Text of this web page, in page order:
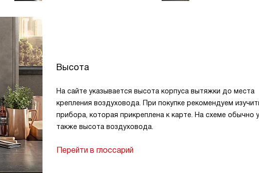
Высота
На сайте указывается высота корпуса вытяжки до места
крепления воздуховода. При покупке рекомендуем
прибора, которая прикреплена к карте. На схеме обычно
также высота воздуховода.
Перейти в глоссарий